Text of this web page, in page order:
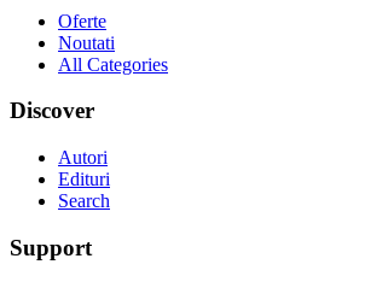
Oferte
Noutati
All Categories
Discover
Autori
Edituri
Search
Support